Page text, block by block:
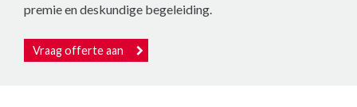
premie en deskundige begeleiding.
Vraag offerte aan